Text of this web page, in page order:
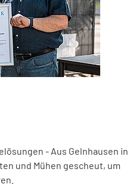
- Aus Gelnhausen in
und Mühen gescheut, um